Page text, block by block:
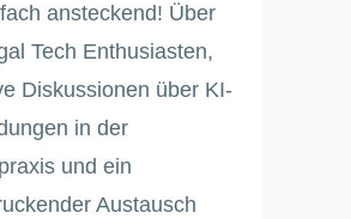
ansteckend! Über
Tech Enthusiasten,
Diskussionen über KI-
in der
und ein
Austausch